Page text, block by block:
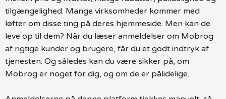
tilgængelighed. Mange virksomheder kommer med
løfter om disse ting på deres hjemmeside. Men kan de
leve op til dem? Når du læser anmeldelser om Mobrog
af rigtige kunder og brugere, får du et godt indtryk af
tjenesten. Og således kan du være sikker på, om
Mobrog er noget for dig, og om de er pålidelige.